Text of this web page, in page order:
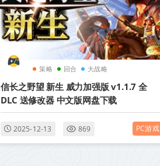
策略 回合 大战略
信长之野望 新生 威力加强版 v1.1.7 全
DLC 送修改器 中文版网盘下载
2025-12-13 869 PC游戏